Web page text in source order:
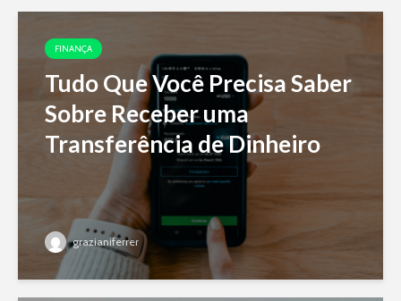
FINANÇA
Tudo Que Você Precisa Saber
Sobre Receber uma
Transferência de Dinheiro
grazianiferrer